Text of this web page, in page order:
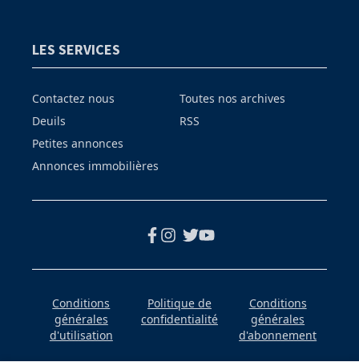
LES SERVICES
Contactez nous
Deuils
Petites annonces
Annonces immobilières
Toutes nos archives
RSS
Conditions
générales
d'utilisation
Politique de
confidentialité
Conditions
générales
d'abonnement